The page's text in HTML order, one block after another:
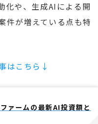
化や、生成AIによる開
件が増えている点も特
はこちら↓
ァームの最新AI投資額と